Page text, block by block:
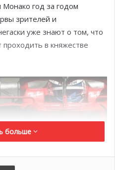
Монако год за годом
зрителей и
уже знают о том, что
в княжестве
больше
почте Распечатать